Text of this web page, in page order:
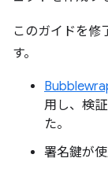
このガイドを修
す。
用し、検
た。
署名鍵が